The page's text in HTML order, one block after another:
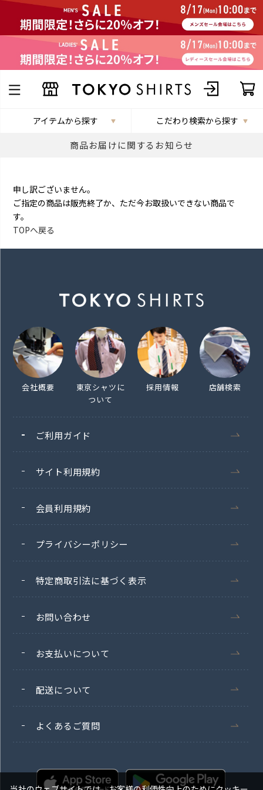
アイテムから探す こだわり検索から探す
商品お届けに関するお知らせ
申し訳ございません。
ご指定の商品は販売終了か、ただ今お取扱いできない商品で
す。
TOPへ戻る
会社概要
東京シャツに
ついて
採用情報 店舗検索
ご利用ガイド
サイト利用規約
会員利用規約
プライバシーポリシー
特定商取引法に基づく表示
お問い合わせ
お支払いについて
配送について
よくあるご質問